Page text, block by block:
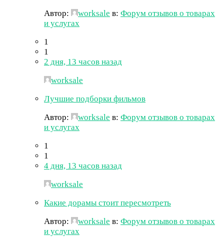
Автор:
worksale в: Форум отзывов о товарах
и услугах
1
1
2 дня, 13 часов назад
worksale
Лучшие подборки фильмов
Автор:
worksale в: Форум отзывов о товарах
и услугах
1
1
4 дня, 13 часов назад
worksale
Какие дорамы стоит пересмотреть
Автор:
worksale в: Форум отзывов о товарах
и услугах